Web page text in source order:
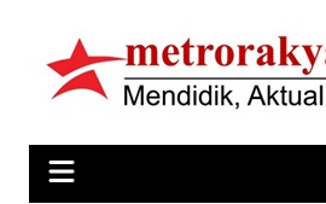
content